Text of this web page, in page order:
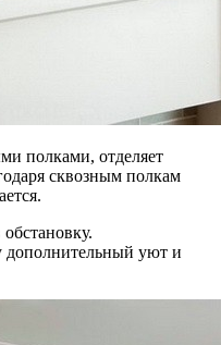
полками, отделяет
сквозным полкам
дополнительный уют и